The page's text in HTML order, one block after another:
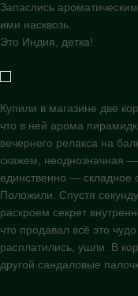
Запаслись
ими насквозь.
Это Индия, детка!
Купили в магазине две
что в ней арома
вечернего релакса на
скажем, неоднозначная
единственно — складное
Положили. Спустя
раскроем секрет
что продавал всё это
расплатились, ушли. В
другой сандаловые